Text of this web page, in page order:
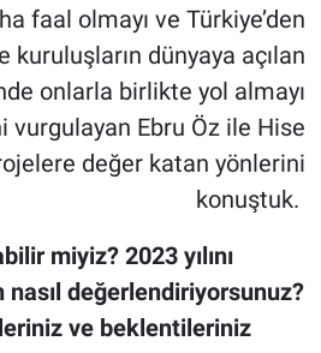
faal olmayı ve Türkiye’den
kuruluşların dünyaya açılan
onlarla birlikte yol almayı
vurgulayan Ebru Öz ile Hise
değer katan yönlerini
konuştuk.
miyiz? 2023 yılını
nasıl değerlendiriyorsunuz?
ve beklentileriniz